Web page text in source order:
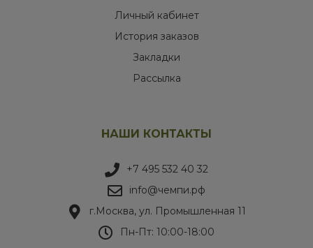
Личный кабинет
История заказов
Закладки
Рассылка
НАШИ КОНТАКТЫ
+7 495 532 40 32
info@чемпи.рф
г.Москва, ул. Промышленная 11
Пн-Пт: 10:00-18:00